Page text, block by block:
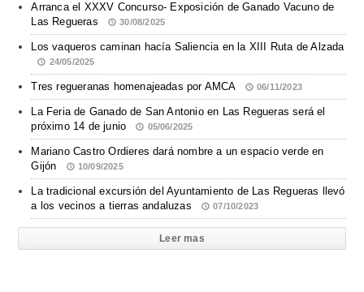
Arranca el XXXV Concurso- Exposición de Ganado Vacuno de
Las Regueras
30/08/2025
Los vaqueros caminan hacía Saliencia en la XIII Ruta de Alzada
24/05/2025
Tres regueranas homenajeadas por AMCA 06/11/2023
La Feria de Ganado de San Antonio en Las Regueras será el
próximo 14 de junio
05/06/2025
Mariano Castro Ordieres dará nombre a un espacio verde en
Gijón
10/09/2025
La tradicional excursión del Ayuntamiento de Las Regueras llevó
a los vecinos a tierras andaluzas
07/10/2023
Leer mas